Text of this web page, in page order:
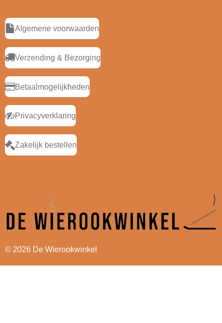
Algemene voorwaarden
Verzending & Bezorging
Betaalmogelijkheden
Privacyverklaring
Zakelijk bestellen
© 2026 De Wierookwinkel